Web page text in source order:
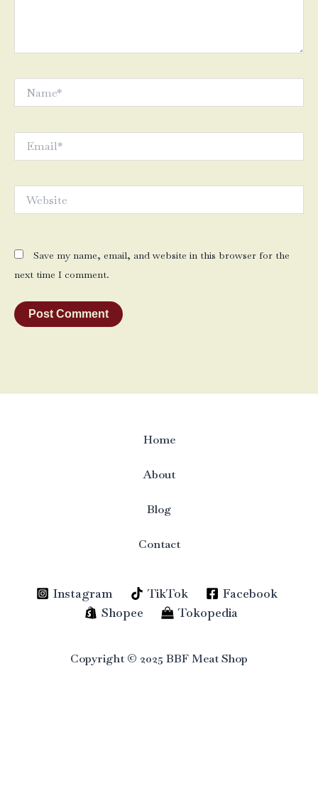
Save my name, email, and website in this browser for the
next time I comment.
Home
About
Blog
Contact
Instagram TikTok
Facebook
Shopee
Tokopedia
Copyright © 2025 BBF Meat Shop